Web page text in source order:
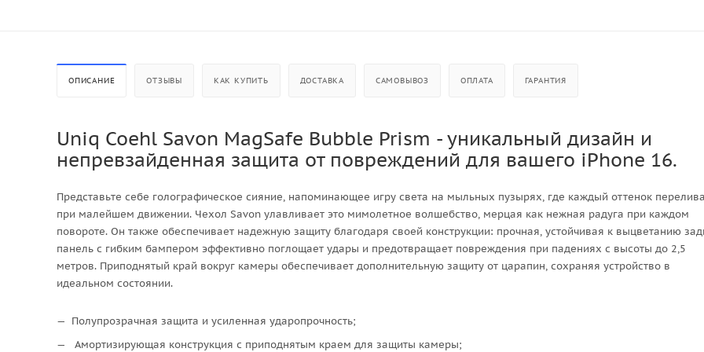
ОПИСАНИЕ ОТЗЫВЫ КАК КУПИТЬ ДОСТАВКА САМОВЫВОЗ ОПЛАТА ГАРАНТИЯ
Uniq Coehl Savon MagSafe Bubble Prism - уникальный дизайн и
непревзайденная защита от повреждений для вашего iPhone 16.
Представьте себе голографическое сияние, напоминающее игру света на мыльных пузырях, где каждый оттенок
при малейшем движении. Чехол Savon улавливает это мимолетное волшебство, мерцая как нежная радуга при каждом
повороте. Он также обеспечивает надежную защиту благодаря своей конструкции: прочная, устойчивая к выцветанию
панель с гибким бампером эффективно поглощает удары и предотвращает повреждения при падениях с высоты до 2,5
метров. Приподнятый край вокруг камеры обеспечивает дополнительную защиту от царапин, сохраняя устройство в
идеальном состоянии.
Полупрозрачная защита и усиленная ударопрочность;
Амортизирующая конструкция с приподнятым краем для защиты камеры;